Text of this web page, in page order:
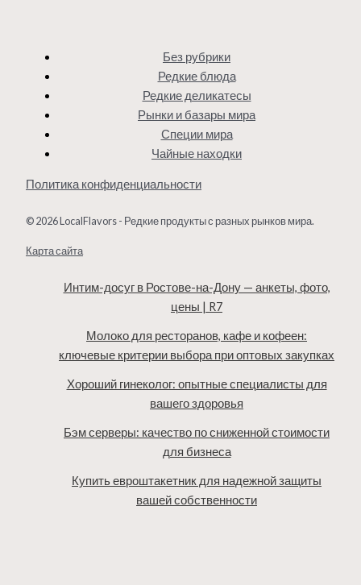
Без рубрики
Редкие блюда
Редкие деликатесы
Рынки и базары мира
Специи мира
Чайные находки
Политика конфиденциальности
© 2026 LocalFlavors - Редкие продукты с разных рынков мира.
Карта сайта
Интим-досуг в Ростове-на-Дону — анкеты, фото,
цены | R7
Молоко для ресторанов, кафе и кофеен:
ключевые критерии выбора при оптовых закупках
Хороший гинеколог: опытные специалисты для
вашего здоровья
Бэм серверы: качество по сниженной стоимости
для бизнеса
Купить евроштакетник для надежной защиты
вашей собственности